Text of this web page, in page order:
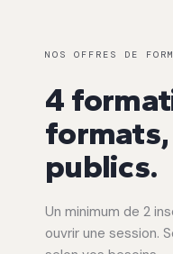
NOS OFFRES DE
4
publics.
Un minimum de 2
ouvrir une session.